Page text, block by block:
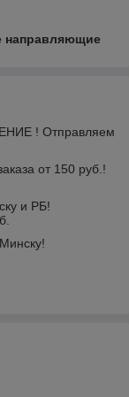
направляющие
! Отправляем
от 150 руб.!
и РБ!